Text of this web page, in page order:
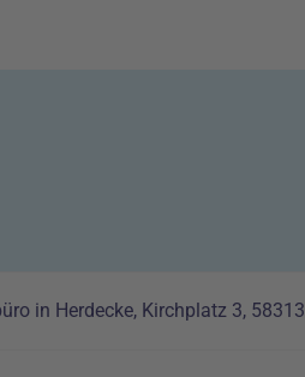
in Herdecke, Kirchplatz 3, 58313